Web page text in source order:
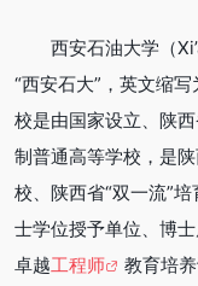
西安石油大学（
“西安石大”，英文缩
校是由国家设立、陕
制普通高等学校，是
校、陕西省“双一流”
士学位授予单位、博
卓越工程师
教育培